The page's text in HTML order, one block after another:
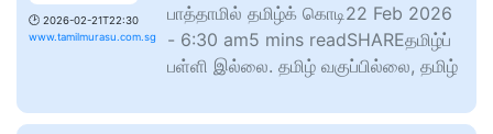
🕑 2026-02-21T22:30
www.tamilmurasu.com.sg
பாத்தாமில் தமிழ்க் கொடி22 Feb 2026
- 6:30 am5 mins readSHAREதமிழ்ப்
பள்ளி இல்லை. தமிழ் வகுப்பில்லை, தமிழ்